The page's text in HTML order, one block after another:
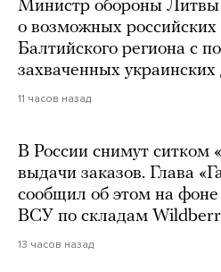
Министр обороны Литвы
о возможных российских
Балтийского региона с
захваченных украинских
11 часов назад
В России снимут ситком
выдачи заказов. Глава
сообщил об этом на фоне
ВСУ по складам
13 часов назад